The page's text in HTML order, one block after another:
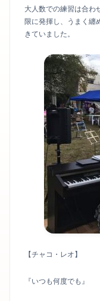
大人数での練習は合わ
限に発揮し、うまく纏
きていました。
【チャコ・レオ】
『いつも何度でも』